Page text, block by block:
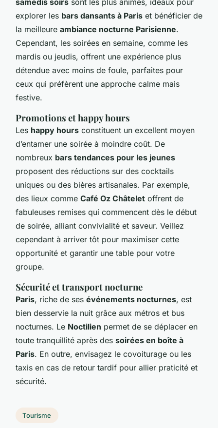
explorer les bars dansants à Paris et bénéficier de
la meilleure ambiance nocturne Parisienne.
Cependant, les soirées en semaine, comme les
mardis ou jeudis, offrent une expérience plus
détendue avec moins de foule, parfaites pour
ceux qui préfèrent une approche calme mais
festive.
Promotions et happy hours
Les happy hours constituent un excellent moyen
d’entamer une soirée à moindre coût. De
nombreux bars tendances pour les jeunes
proposent des réductions sur des cocktails
uniques ou des bières artisanales. Par exemple,
des lieux comme Café Oz Châtelet offrent de
fabuleuses remises qui commencent dès le début
de soirée, alliant convivialité et saveur. Veillez
cependant à arriver tôt pour maximiser cette
opportunité et garantir une table pour votre
groupe.
Sécurité et transport nocturne
Paris, riche de ses événements nocturnes, est
bien desservie la nuit grâce aux métros et bus
nocturnes. Le Noctilien permet de se déplacer en
toute tranquillité après des soirées en boîte à
Paris. En outre, envisagez le covoiturage ou les
taxis en cas de retour tardif pour allier praticité et
sécurité.
Tourisme